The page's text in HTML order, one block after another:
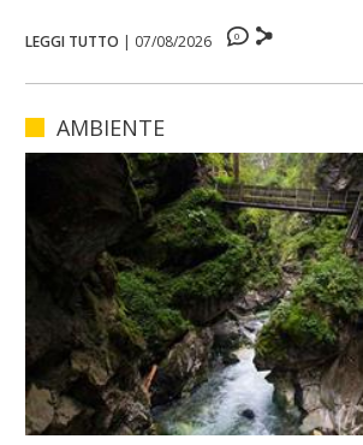
LEGGI TUTTO | 07/08/2026 0
AMBIENTE